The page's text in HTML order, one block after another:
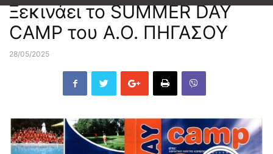
Ξεκινάει το SUMMER DAY
CAMP του Α.O. ΠΗΓΑΣΟΥ
28/05/2025